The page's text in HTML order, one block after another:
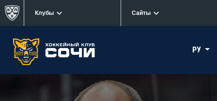
Клубы Сайты
РУ